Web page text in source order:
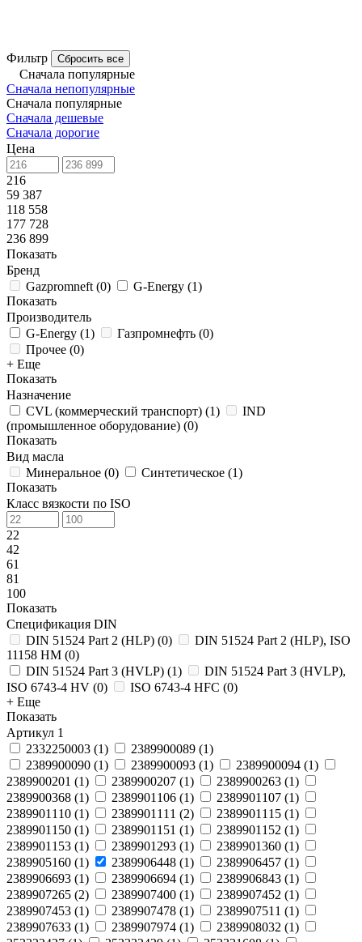
Фильтр Сбросить все
Сначала популярные
Сначала непопулярные
Сначала популярные
Сначала дешевые
Сначала дорогие
Цена
216
59 387
118 558
177 728
236 899
Показать
Бренд
Gazpromneft (0) G-Energy (1)
Показать
Производитель
G-Energy (1) Газпромнефть (0)
Прочее (0)
+ Еще
Показать
Назначение
CVL (коммерческий транспорт) (1)
IND
(промышленное оборудование) (0)
Показать
Вид масла
Минеральное (0) Синтетическое (1)
Показать
Класс вязкости по ISO
22
42
61
81
100
Показать
Спецификация DIN
DIN 51524 Part 2 (HLP) (0)
DIN 51524 Part 2 (HLP), ISO
11158 HM (0)
DIN 51524 Part 3 (HVLP) (1)
DIN 51524 Part 3 (HVLP),
ISO 6743-4 HV (0) ISO 6743-4 HFC (0)
+ Еще
Показать
Артикул 1
2332250003 (1) 2389900089 (1)
2389900090 (1) 2389900093 (1) 2389900094 (1)
2389900201 (1) 2389900207 (1) 2389900263 (1)
2389900368 (1) 2389901106 (1) 2389901107 (1)
2389901110 (1) 2389901111 (2) 2389901115 (1)
2389901150 (1) 2389901151 (1) 2389901152 (1)
2389901153 (1) 2389901293 (1) 2389901360 (1)
2389905160 (1) 2389906448 (1) 2389906457 (1)
2389906693 (1) 2389906694 (1) 2389906843 (1)
2389907265 (2) 2389907400 (1) 2389907452 (1)
2389907453 (1) 2389907478 (1) 2389907511 (1)
2389907633 (1) 2389907974 (1) 2389908032 (1)